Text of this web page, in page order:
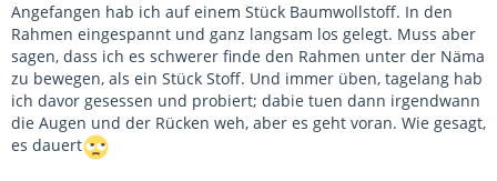
Angefangen hab ich auf einem Stück Baumwollstoff. In den
Rahmen eingespannt und ganz langsam los gelegt. Muss aber
sagen, dass ich es schwerer finde den Rahmen unter der Näma
zu bewegen, als ein Stück Stoff. Und immer üben, tagelang hab
ich davor gesessen und probiert; dabie tuen dann irgendwann
die Augen und der Rücken weh, aber es geht voran. Wie gesagt,
es dauert